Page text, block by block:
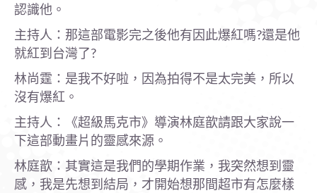
認識他。
主持人：那這部電影完之後他有因此爆紅嗎?還是他
就紅到台灣了?
林尚霆：是我不好啦，因為拍得不是太完美，所以
沒有爆紅。
主持人：《超級馬克市》導演林庭歆請跟大家說一
下這部動畫片的靈感來源。
林庭歆：其實這是我們的學期作業，我突然想到靈
感，我是先想到結局，才開始想那間超市有怎麼樣